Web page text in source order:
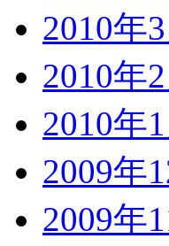
2010年
2010年
2010年
2009年
2009年